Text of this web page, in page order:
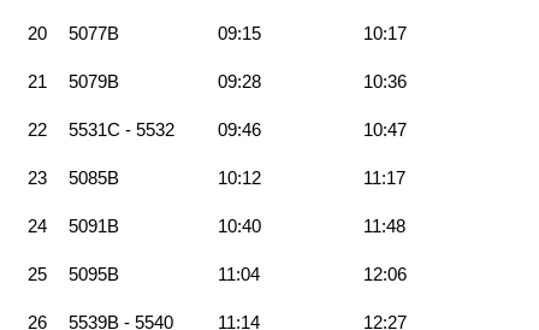
20 5077B 09:15 10:17
21 5079B 09:28 10:36
22 5531C - 5532 09:46 10:47
23 5085B 10:12 11:17
24 5091B 10:40 11:48
25 5095B 11:04 12:06
26 5539B - 5540 11:14 12:27